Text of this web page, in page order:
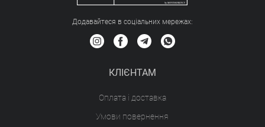
Додавайтеся в соціальних мережах:
КЛІЄНТАМ
Оплата і доставка
Умови повернення